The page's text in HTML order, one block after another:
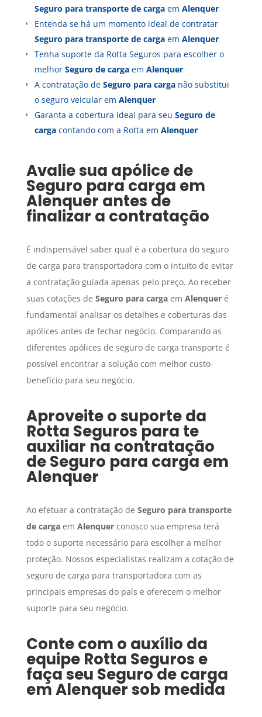
Seguro para transporte de cargaem Alenquer
Entenda se há um momento ideal de contratar
Seguro para transporte de cargaem Alenquer
Tenha suporte da Rotta Seguros para escolher o
melhor Seguro de cargaem Alenquer
A contratação de Seguro para carganão substitui
o seguro veicular em Alenquer
Garanta a cobertura ideal para seu Seguro de
cargacontando com a Rotta em Alenquer
Avalie sua apólice de
Seguro para carga em
Alenquer antes de
finalizar a contratação
É indispensável saber qual é a cobertura do seguro
de carga para transportadora com o intuito de evitar
a contratação guiada apenas pelo preço. Ao receber
suas cotações de Seguro para cargaem Alenqueré
fundamental analisar os detalhes e coberturas das
apólices antes de fechar negócio. Comparando as
diferentes apólices de seguro de carga transporte é
possível encontrar a solução com melhor custo-
benefício para seu negócio.
Aproveite o suporte da
Rotta Seguros para te
auxiliar na contratação
deSeguro para carga em
Alenquer
Ao efetuar a contratação de Seguro para transporte
de cargaem Alenquerconosco sua empresa terá
todo o suporte necessário para escolher a melhor
proteção. Nossos especialistas realizam a cotação de
seguro de carga para transportadora com as
principais empresas do país e oferecem o melhor
suporte para seu negócio.
Conte com o auxílio da
equipe Rotta Seguros e
faça seu Seguro de carga
emAlenquersob medida